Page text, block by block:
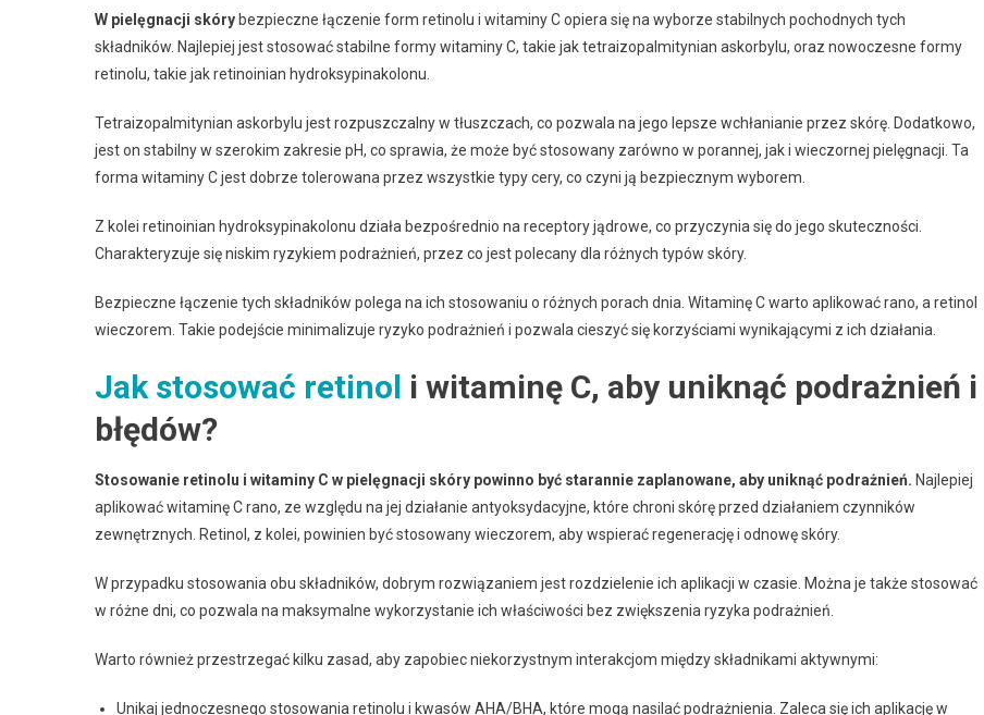
W pielęgnacji skóry bezpieczne łączenie form retinolu i witaminy C opiera się na wyborze stabilnych pochodnych tych
składników. Najlepiej jest stosować stabilne formy witaminy C, takie jak tetraizopalmitynian askorbylu, oraz nowoczesne formy
retinolu, takie jak retinoinian hydroksypinakolonu.
Tetraizopalmitynian askorbylu jest rozpuszczalny w tłuszczach, co pozwala na jego lepsze wchłanianie przez skórę. Dodatkowo,
jest on stabilny w szerokim zakresie pH, co sprawia, że może być stosowany zarówno w porannej, jak i wieczornej pielęgnacji. Ta
forma witaminy C jest dobrze tolerowana przez wszystkie typy cery, co czyni ją bezpiecznym wyborem.
Z kolei retinoinian hydroksypinakolonu działa bezpośrednio na receptory jądrowe, co przyczynia się do jego skuteczności.
Charakteryzuje się niskim ryzykiem podrażnień, przez co jest polecany dla różnych typów skóry.
Bezpieczne łączenie tych składników polega na ich stosowaniu o różnych porach dnia. Witaminę C warto aplikować rano, a retinol
wieczorem. Takie podejście minimalizuje ryzyko podrażnień i pozwala cieszyć się korzyściami wynikającymi z ich działania.
Jak stosować retinol i witaminę C, aby uniknąć podrażnień i
błędów?
Stosowanie retinolu i witaminy C w pielęgnacji skóry powinno być starannie zaplanowane, aby uniknąć podrażnień. Najlepiej
aplikować witaminę C rano, ze względu na jej działanie antyoksydacyjne, które chroni skórę przed działaniem czynników
zewnętrznych. Retinol, z kolei, powinien być stosowany wieczorem, aby wspierać regenerację i odnowę skóry.
W przypadku stosowania obu składników, dobrym rozwiązaniem jest rozdzielenie ich aplikacji w czasie. Można je także stosować
w różne dni, co pozwala na maksymalne wykorzystanie ich właściwości bez zwiększenia ryzyka podrażnień.
Warto również przestrzegać kilku zasad, aby zapobiec niekorzystnym interakcjom między składnikami aktywnymi:
Unikaj jednoczesnego stosowania retinolu i kwasów AHA/BHA, które mogą nasilać podrażnienia. Zaleca się ich aplikację w